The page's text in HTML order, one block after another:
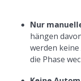
Nur
hängen
werden
die Phase